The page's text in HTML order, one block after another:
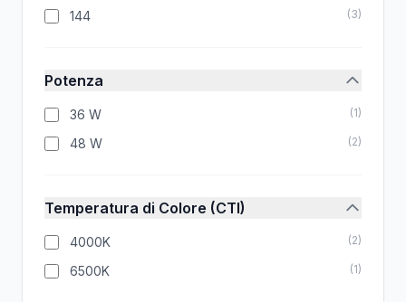
144 (3)
Potenza
36 W (1)
48 W (2)
Temperatura di Colore (CTI)
4000K (2)
6500K (1)